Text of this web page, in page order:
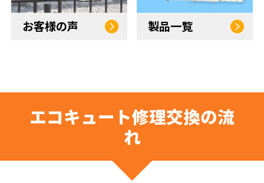
お客様の声 製品一覧
エコキュート修理交換の流
れ